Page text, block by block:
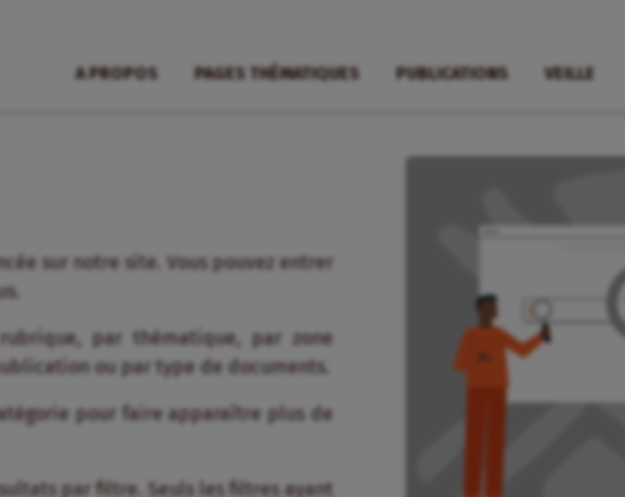
A PROPOS PAGES THÉMATIQUES PUBLICATIONS VEILLE
sur notre site. Vous pouvez entrer
par thématique, par zone
ou par type de documents.
pour faire apparaître plus de
par filtre. Seuls les filtres ayant